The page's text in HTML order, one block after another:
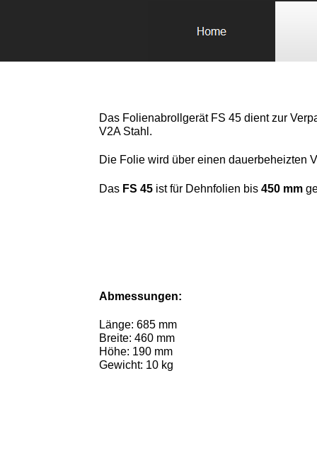
Das Folienabrollgerät FS 45 dient zur
V2A Stahl.
Die Folie wird über einen dauerbeheizten
Das FS 45 ist für Dehnfolien bis 450 mm
Abmessungen:
Länge: 685 mm
Breite: 460 mm
Höhe: 190 mm
Gewicht: 10 kg